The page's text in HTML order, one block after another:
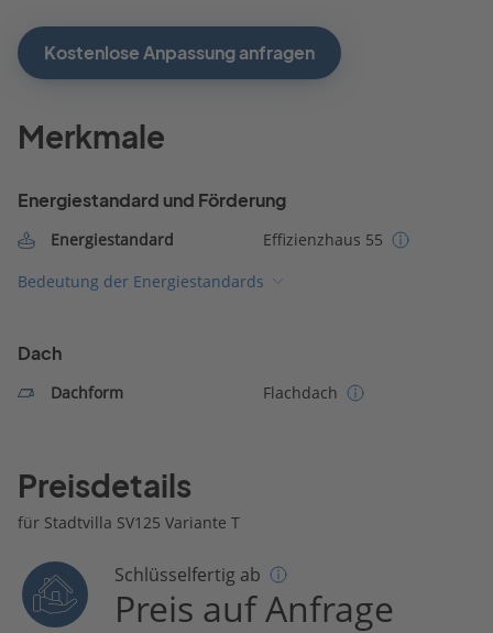
Kostenlose Anpassung anfragen
Merkmale
Energiestandard und Förderung
Energiestandard
Effizienzhaus 55
Bedeutung der Energiestandards
Dach
Dachform Flachdach
Preisdetails
für Stadtvilla SV125 Variante T
Schlüsselfertig ab
Preis auf Anfrage